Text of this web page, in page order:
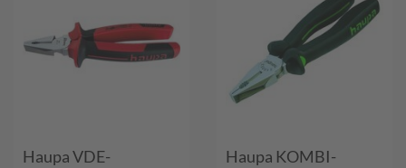
Haupa VDE-
Haupa KOMBI-